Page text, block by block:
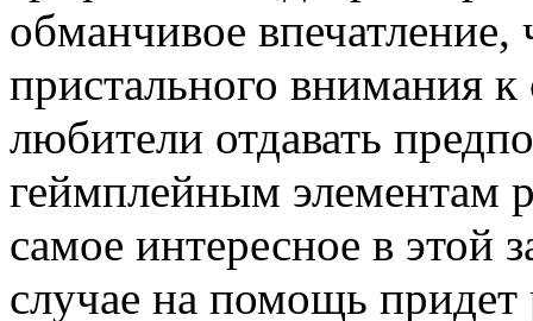
обманчивое впечатление,
пристального внимания
любители отдавать
геймплейным элементам
самое интересное в этой
случае на помощь